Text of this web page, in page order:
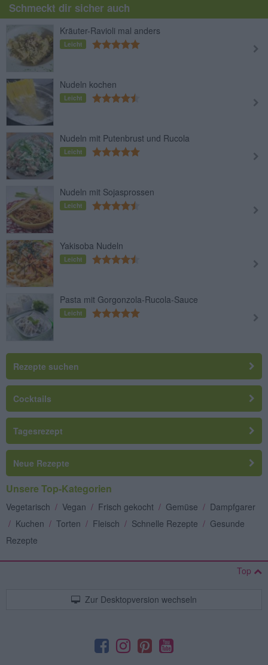
Schmeckt dir sicher auch
Kräuter-Ravioli mal anders
Leicht
Nudeln kochen
Leicht
Nudeln mit Putenbrust und Rucola
Leicht
Nudeln mit Sojasprossen
Leicht
Yakisoba Nudeln
Leicht
Pasta mit Gorgonzola-Rucola-Sauce
Leicht
Rezepte suchen
Cocktails
Tagesrezept
Neue Rezepte
Unsere Top-Kategorien
Vegetarisch / Vegan / Frisch gekocht / Gemüse / Dampfgarer
/ Kuchen / Torten / Fleisch / Schnelle Rezepte / Gesunde
Rezepte
Top
Zur Desktopversion wechseln